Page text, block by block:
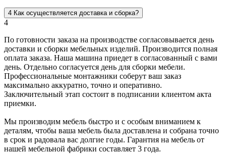
4 Как осуществляется доставка и сборка?
4
По готовности заказа на производстве согласовывается день
доставки и сборки мебельных изделий. Производится полная
оплата заказа. Наша машина приедет в согласованный с вами
день. Отдельно согласуется день для сборки мебели.
Профессиональные монтажники соберут ваш заказ
максимально аккуратно, точно и оперативно.
Заключительный этап состоит в подписании клиентом акта
приемки.
Мы производим мебель быстро и с особым вниманием к
деталям, чтобы ваша мебель была доставлена и собрана точно
в срок и радовала вас долгие годы. Гарантия на мебель от
нашей мебельной фабрики составляет 3 года.